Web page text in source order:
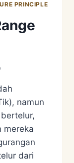
PRINCIPLE
namun
mereka
dari